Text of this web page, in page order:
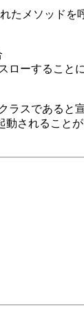
たメソッドを
ローすること
ラスであると
されること